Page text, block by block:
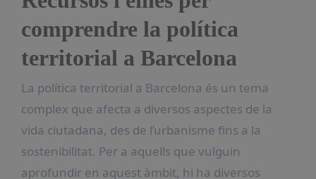
comprendre la política
territorial a Barcelona
La política territorial a Barcelona és un tema
complex que afecta a diversos aspectes de la
vida ciutadana, des de l’urbanisme fins a la
sostenibilitat. Per a aquells que vulguin
aprofundir en aquest àmbit, hi ha diversos